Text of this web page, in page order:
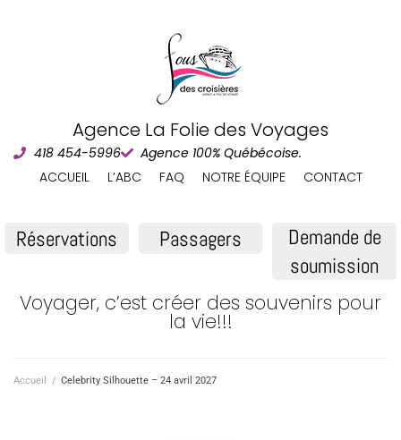
Agence La Folie des Voyages
418 454-5996
Agence 100% Québécoise.
ACCUEIL
L’ABC FAQ NOTRE ÉQUIPE CONTACT
Réservations Passagers
Demande de
soumission
Voyager, c’est créer des souvenirs pour
la vie!!!
Accueil / Celebrity Silhouette – 24 avril 2027